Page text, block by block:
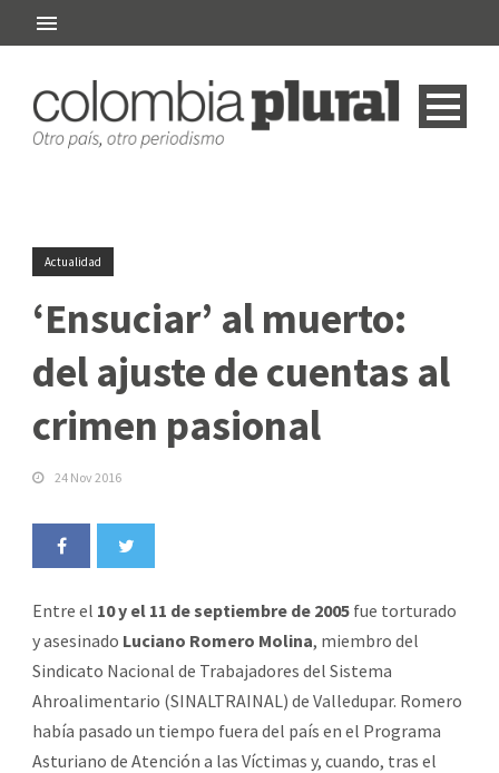
Actualidad
‘Ensuciar’ al muerto:
del ajuste de cuentas al
crimen pasional
24 Nov 2016
Entre el 10 y el 11 de septiembre de 2005 fue torturado
y asesinado Luciano Romero Molina, miembro del
Sindicato Nacional de Trabajadores del Sistema
Ahroalimentario (SINALTRAINAL) de Valledupar. Romero
había pasado un tiempo fuera del país en el Programa
Asturiano de Atención a las Víctimas y, cuando, tras el